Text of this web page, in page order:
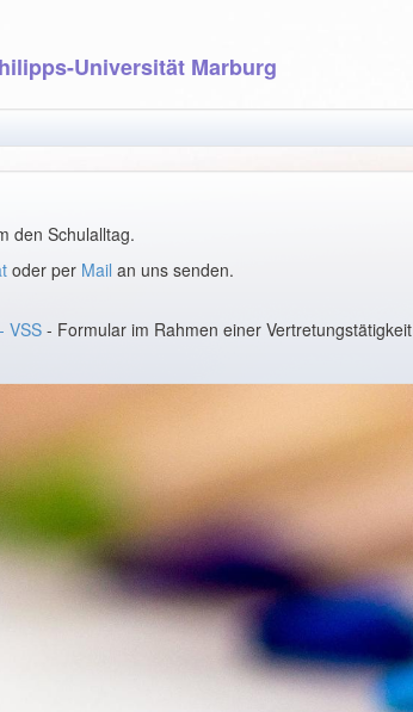
Universität Marburg
den Schulalltag.
oder per Mail an uns senden.
VSS- Formular im Rahmen einer Vertretungstätigkeit